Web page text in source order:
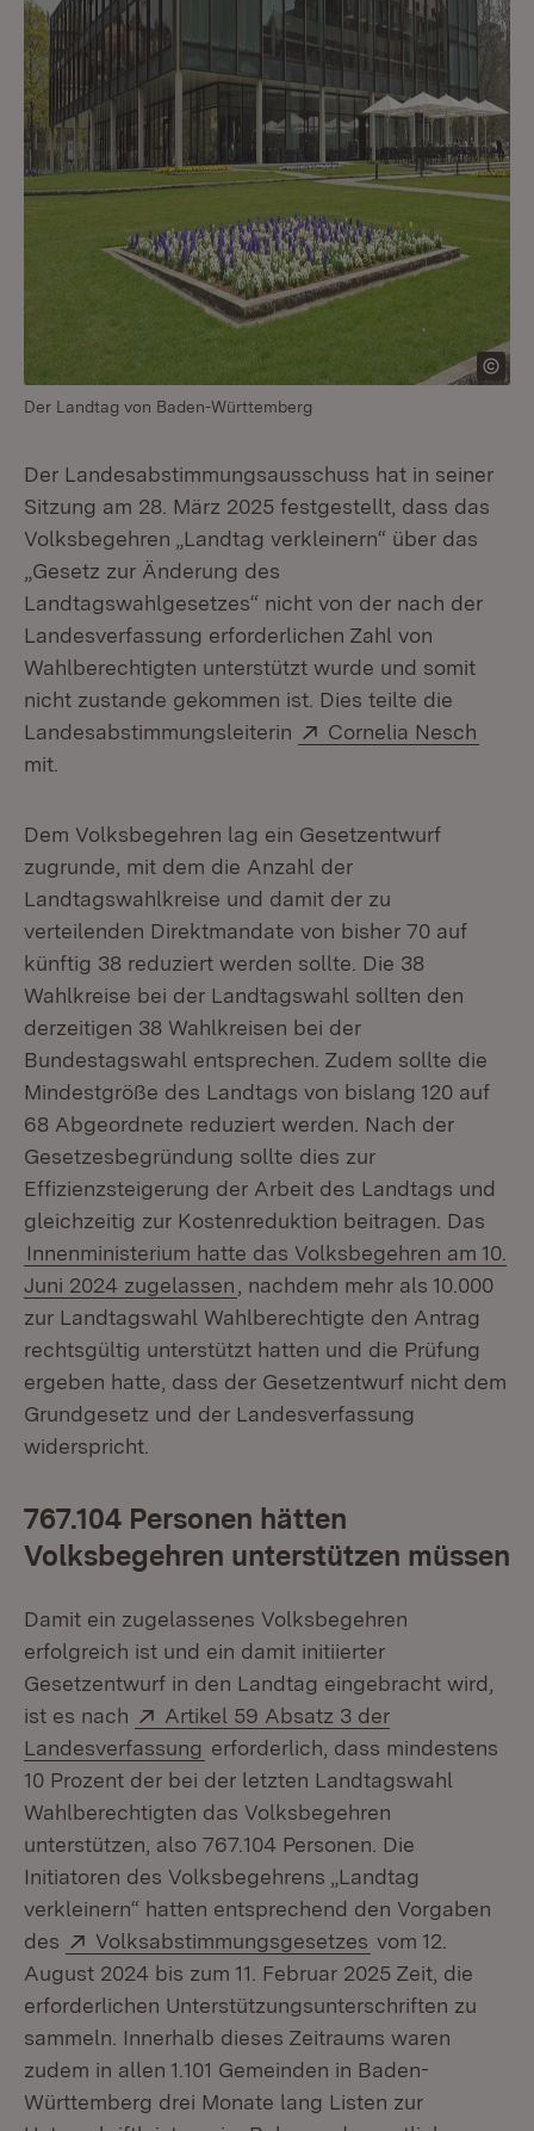
Der Landtag von Baden-Württemberg
Der Landesabstimmungsausschuss hat in seiner
Sitzung am 28. März 2025 festgestellt, dass das
Volksbegehren „Landtag verkleinern“ über das
„Gesetz zur Änderung des
Landtagswahlgesetzes“ nicht von der nach der
Landesverfassung erforderlichen Zahl von
Wahlberechtigten unterstützt wurde und somit
nicht zustande gekommen ist. Dies teilte die
Landesabstimmungsleiterin
Extern:
Cornelia Nesch
mit.
Dem Volksbegehren lag ein Gesetzentwurf
zugrunde, mit dem die Anzahl der
Landtagswahlkreise und damit der zu
verteilenden Direktmandate von bisher 70 auf
künftig 38 reduziert werden sollte. Die 38
Wahlkreise bei der Landtagswahl sollten den
derzeitigen 38 Wahlkreisen bei der
Bundestagswahl entsprechen. Zudem sollte die
Mindestgröße des Landtags von bislang 120 auf
68 Abgeordnete reduziert werden. Nach der
Gesetzesbegründung sollte dies zur
Effizienzsteigerung der Arbeit des Landtags und
gleichzeitig zur Kostenreduktion beitragen. Das
Innenministerium hatte das Volksbegehren am 10.
Juni 2024 zugelassen
, nachdem mehr als 10.000
zur Landtagswahl Wahlberechtigte den Antrag
rechtsgültig unterstützt hatten und die Prüfung
ergeben hatte, dass der Gesetzentwurf nicht dem
Grundgesetz und der Landesverfassung
widerspricht.
767.104 Personen hätten
Volksbegehren unterstützen müssen
Damit ein zugelassenes Volksbegehren
erfolgreich ist und ein damit initiierter
Gesetzentwurf in den Landtag eingebracht wird,
ist es nach
Extern:
Artikel 59 Absatz 3 der
Landesverfassung (Öffnet in neuem Fenster)
erforderlich, dass mindestens
10 Prozent der bei der letzten Landtagswahl
Wahlberechtigten das Volksbegehren
unterstützen, also 767.104 Personen. Die
Initiatoren des Volksbegehrens „Landtag
verkleinern“ hatten entsprechend den Vorgaben
des
Extern:
Volksabstimmungsgesetzes (Öffnet in
vom 12.
August 2024 bis zum 11. Februar 2025 Zeit, die
erforderlichen Unterstützungsunterschriften zu
sammeln. Innerhalb dieses Zeitraums waren
zudem in allen 1.101 Gemeinden in Baden-
Württemberg drei Monate lang Listen zur